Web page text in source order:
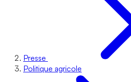
Presse
Politique agricole